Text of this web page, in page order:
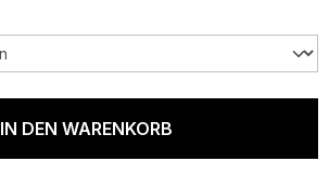
IN DEN WARENKORB